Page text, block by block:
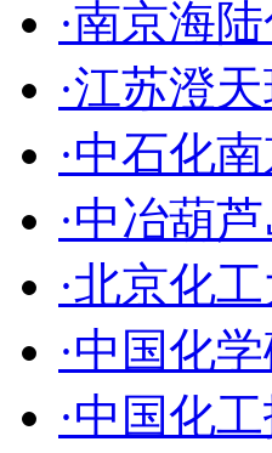
·南京海
·江苏澄
·中石化
·中冶葫
·北京化
·中国化
·中国化